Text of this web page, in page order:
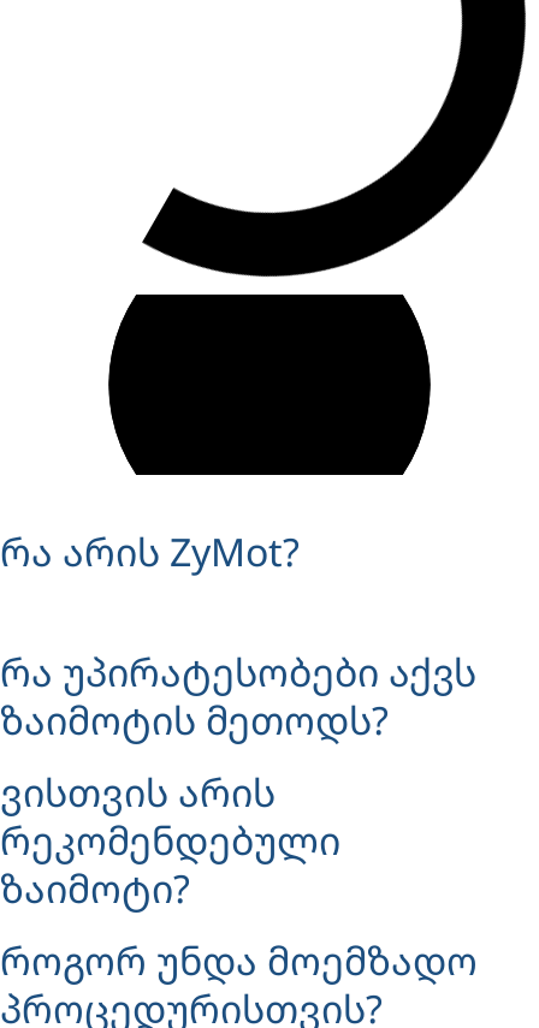
რა არის ZyMot?
რა უპირატესობები აქვს
ზაიმოტის მეთოდს?
ვისთვის არის
რეკომენდებული
ზაიმოტი?
როგორ უნდა მოემზადო
პროცედურისთვის?